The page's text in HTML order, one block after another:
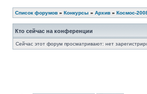
Список форумов » Конкурсы » Архив » Космос-
Кто сейчас на конференции
Сейчас этот форум просматривают: нет